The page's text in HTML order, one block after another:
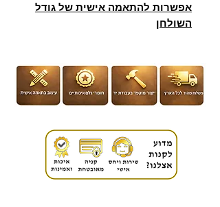
אפשרות להתאמה אישית של גודל
השולחן